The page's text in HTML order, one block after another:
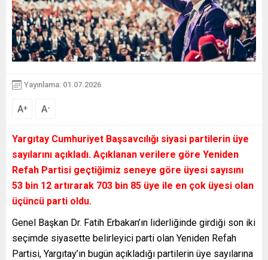
Yayınlama: 01.07.2026
A+ A-
Yargıtay Cumhuriyet Başsavcılığı siyasi partilerin üye
sayılarını açıkladı. Açıklanan verilere göre Yeniden
Refah Partisi geçtiğimiz seneye göre üyesi sayısını
53 bin 12 artırarak 703 bin 85 üye ile en çok üyesi olan
üçüncü parti oldu.
Genel Başkan Dr. Fatih Erbakan’ın liderliğinde girdiği son iki
seçimde siyasette belirleyici parti olan Yeniden Refah
Partisi, Yargıtay’ın bugün açıkladığı partilerin üye sayılarına